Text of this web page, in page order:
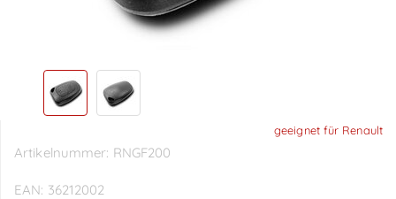
geeignet für Renault
Artikelnummer: RNGF200
EAN: 36212002